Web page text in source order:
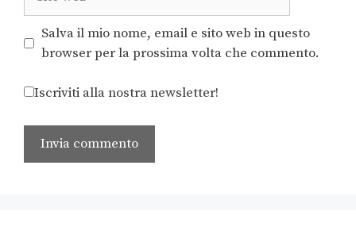
Salva il mio nome, email e sito web in questo
browser per la prossima volta che commento.
Iscriviti alla nostra newsletter!